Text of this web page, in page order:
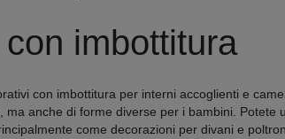
imbottitura
con imbottitura per interni accoglienti e
ma anche di forme diverse per i bambini. Potete
come decorazioni per divani e